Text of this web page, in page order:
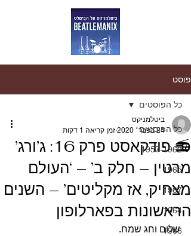
פוסט
כל הפוסטים
1957-1962
1965
1967
1964
1966
כל הפוסטים
📻 פודקאסט פרק 16: ג’ורג’
מרטין – חלק ב’ – ‘העולם
מצחיק, אז מקליטים’ – השנים
הראשונות בפארלופון
ביטלמניקס
24 בפבר׳ 2020
זמן קריאה 1 דקות
שלום וחג שמח.